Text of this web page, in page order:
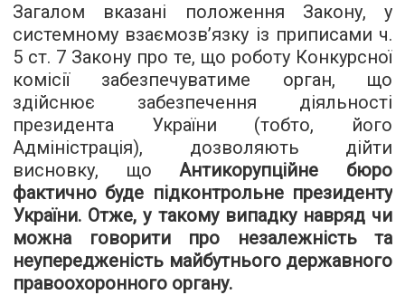
Загалом вказані положення Закону, у
системному взаємозв’язку із приписами ч.
5 ст. 7 Закону про те, що роботу Конкурсної
комісії забезпечуватиме орган, що
здійснює забезпечення діяльності
президента України (тобто, його
Адміністрація), дозволяють дійти
висновку, щоАнтикорупційне бюро
фактично буде підконтрольне президенту
України. Отже, у такому випадку навряд чи
можна говорити про незалежність та
неупередженість майбутнього державного
правоохоронного органу.